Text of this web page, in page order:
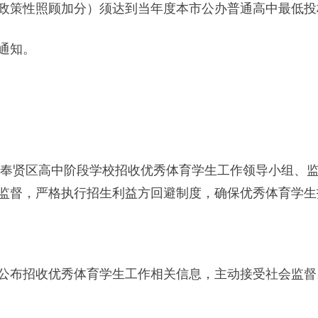
照顾加分）须达到当年度本市公办普通高中最低投
。
高中阶段学校招收优秀体育学生工作领导小组、
督，严格执行招生利益方回避制度，确保优秀体育学
收优秀体育学生工作相关信息，主动接受社会监